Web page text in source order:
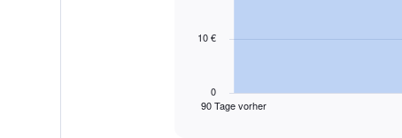
The
90 Tage vorher
0
10 €
End